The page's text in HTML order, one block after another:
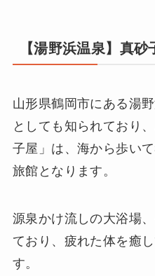
【湯野浜温泉】真砂
山形県鶴岡市にある湯
としても知られており
子屋」は、海から歩い
旅館となります。
源泉かけ流しの大浴場
ており、疲れた体を癒
す。